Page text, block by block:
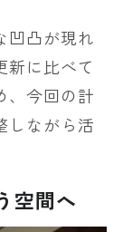
凹凸が現れ
新に比べて
、今回の計
しながら活
空間へ